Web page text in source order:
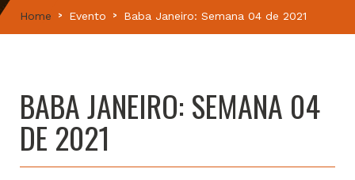
Home Evento Baba Janeiro: Semana 04 de 2021
BABA JANEIRO: SEMANA 04
DE 2021